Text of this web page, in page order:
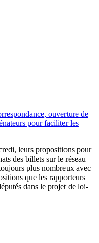
ouverture de
pour faciliter les
leurs propositions pour
des billets sur le réseau
plus nombreux avec
que les rapporteurs
dans le projet de loi-